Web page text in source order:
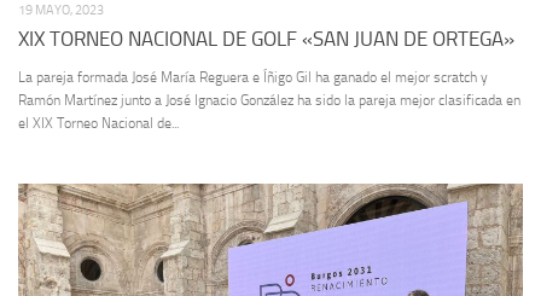
19 MAYO, 2023
XIX TORNEO NACIONAL DE GOLF «SAN JUAN DE ORTEGA»
La pareja formada José María Reguera e Íñigo Gil ha ganado el mejor scratch y
Ramón Martínez junto a José Ignacio González ha sido la pareja mejor clasificada en
el XIX Torneo Nacional de...